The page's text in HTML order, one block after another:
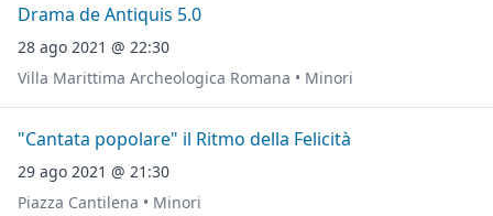
Drama de Antiquis 5.0
28 ago 2021 @ 22:30
Villa Marittima Archeologica Romana • Minori
"Cantata popolare" il Ritmo della Felicità
29 ago 2021 @ 21:30
Piazza Cantilena • Minori